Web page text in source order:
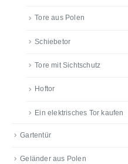
Tore aus Polen
Schiebetor
Tore mit Sichtschutz
Hoftor
Ein elektrisches Tor kaufen
Gartentür
Geländer aus Polen